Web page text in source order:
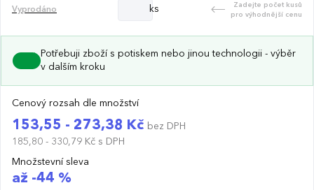
Vyprodáno ks
Zadejte počet kusů
pro výhodnější cenu
Potřebuji zboží s potiskem nebo jinou technologii - výběr
v dalším kroku
Cenový rozsah dle množství
153,55 - 273,38 Kč bez DPH
185,80 - 330,79 Kč s DPH
Množstevní sleva
až -44 %